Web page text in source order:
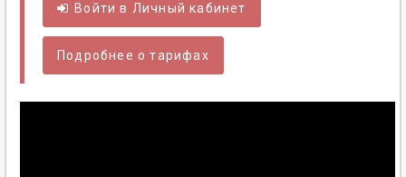
Войти в Личный кабинет
Подробнее о тарифах